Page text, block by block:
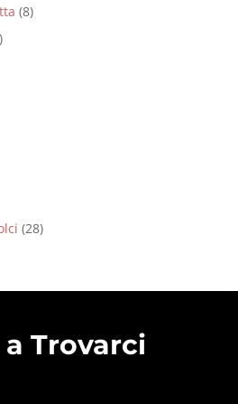
(8)
(28)
Trovarci